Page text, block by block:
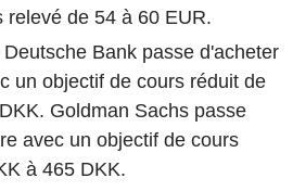
relevé de 54 à 60 EUR.
Deutsche Bank passe d'acheter
un objectif de cours réduit de
Goldman Sachs passe
avec un objectif de cours
à 465 DKK.